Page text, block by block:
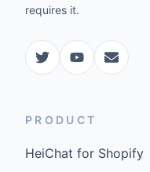
requires it.
PRODUCT
HeiChat for Shopify